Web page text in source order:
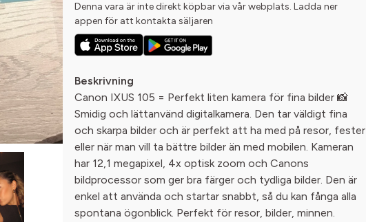
Denna vara är inte direkt köpbar via vår webplats. Ladda ner
appen för att kontakta säljaren
Beskrivning
Canon IXUS 105 = Perfekt liten kamera för fina bilder 📸
Smidig och lättanvänd digitalkamera. Den tar väldigt fina
och skarpa bilder och är perfekt att ha med på resor, fester
eller när man vill ta bättre bilder än med mobilen. Kameran
har 12,1 megapixel, 4x optisk zoom och Canons
bildprocessor som ger bra färger och tydliga bilder. Den är
enkel att använda och startar snabbt, så du kan fånga alla
spontana ögonblick. Perfekt för resor, bilder, minnen.